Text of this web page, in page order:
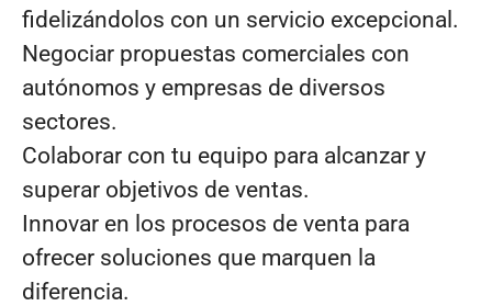
fidelizándolos con un servicio excepcional.
Negociar propuestas comerciales con
autónomos y empresas de diversos
sectores.
Colaborar con tu equipo para alcanzar y
superar objetivos de ventas.
Innovar en los procesos de venta para
ofrecer soluciones que marquen la
diferencia.